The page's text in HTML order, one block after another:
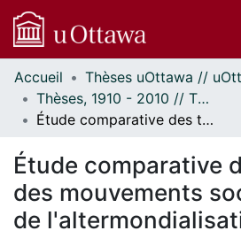
Communautés
et collections
Parcourir
Statistiques
À propos
Accueil
Thèses, 1910 - 2010 // Theses, 1910 - 2010
Étude comparative des théories des mouvements sociaux: Le cas de l'altermondialisation
Étude comparative
des mouvements
de